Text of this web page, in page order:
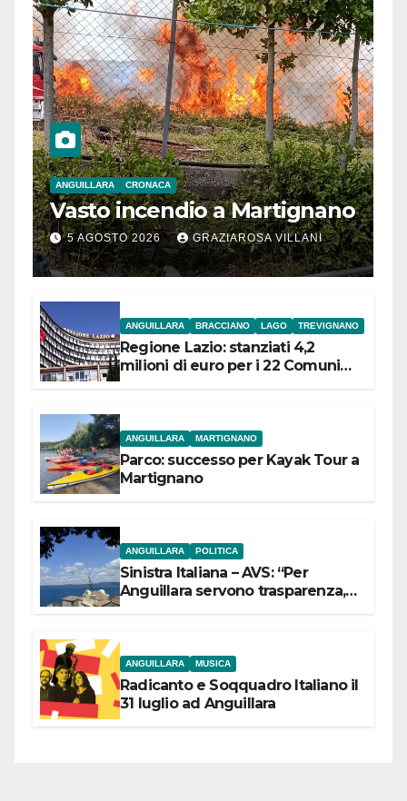
ANGUILLARA CRONACA
Vasto incendio a Martignano
5 AGOSTO 2026 GRAZIAROSA VILLANI
ANGUILLARA BRACCIANO LAGO TREVIGNANO
Regione Lazio: stanziati 4,2
milioni di euro per i 22 Comuni
ANGUILLARA MARTIGNANO
Parco: successo per Kayak Tour a
Martignano
ANGUILLARA POLITICA
Sinistra Italiana – AVS: “Per
Anguillara servono trasparenza,
ANGUILLARA MUSICA
Radicanto e Soqquadro Italiano il
31 luglio ad Anguillara